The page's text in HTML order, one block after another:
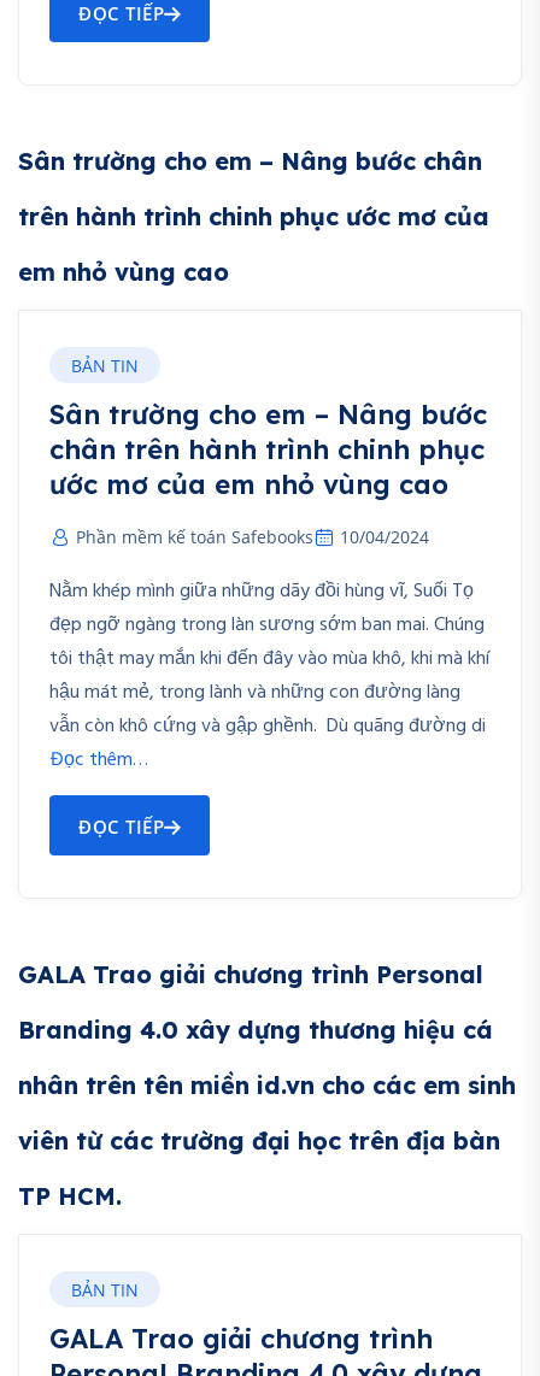
ĐỌC TIẾP
Sân trường cho em – Nâng bước chân
trên hành trình chinh phục ước mơ của
em nhỏ vùng cao
BẢN TIN
Sân trường cho em – Nâng bước
chân trên hành trình chinh phục
ước mơ của em nhỏ vùng cao
Phần mềm kế toán Safebooks 10/04/2024
Nằm khép mình giữa những dãy đồi hùng vĩ, Suối Tọ
đẹp ngỡ ngàng trong làn sương sớm ban mai. Chúng
tôi thật may mắn khi đến đây vào mùa khô, khi mà khí
hậu mát mẻ, trong lành và những con đường làng
vẫn còn khô cứng và gập ghềnh. Dù quãng đường di
Đọc thêm…
ĐỌC TIẾP
GALA Trao giải chương trình Personal
Branding 4.0 xây dựng thương hiệu cá
nhân trên tên miền id.vn cho các em sinh
viên từ các trường đại học trên địa bàn
TP HCM.
BẢN TIN
GALA Trao giải chương trình